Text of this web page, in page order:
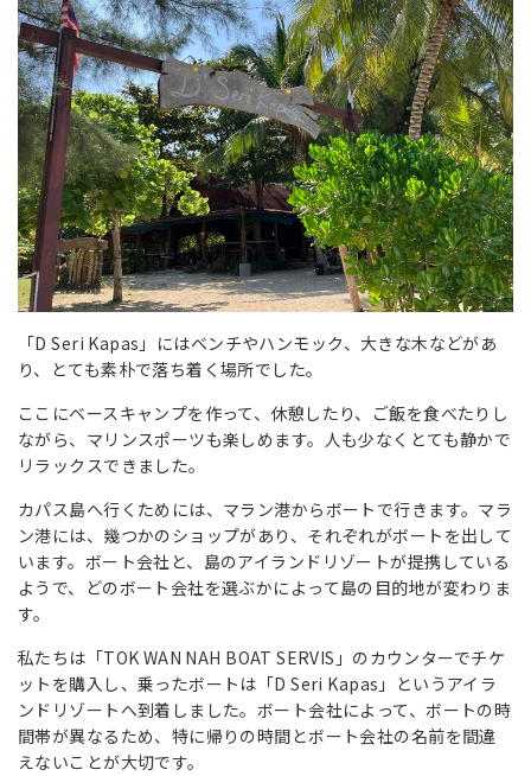
「D Seri Kapas」にはベンチやハンモック、大きな木などがあ
り、とても素朴で落ち着く場所でした。
ここにベースキャンプを作って、休憩したり、ご飯を食べたりし
ながら、マリンスポーツも楽しめます。人も少なくとても静かで
リラックスできました。
カパス島へ行くためには、マラン港からボートで行きます。マラ
ン港には、幾つかのショップがあり、それぞれがボートを出して
います。ボート会社と、島のアイランドリゾートが提携している
ようで、どのボート会社を選ぶかによって島の目的地が変わりま
す。
私たちは「TOK WAN NAH BOAT SERVIS」のカウンターでチケ
ットを購入し、乗ったボートは「D Seri Kapas」というアイラ
ンドリゾートへ到着しました。ボート会社によって、ボートの時
間帯が異なるため、特に帰りの時間とボート会社の名前を間違
えないことが大切です。